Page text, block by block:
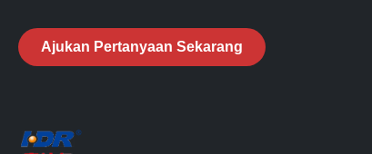
Ajukan Pertanyaan Sekarang